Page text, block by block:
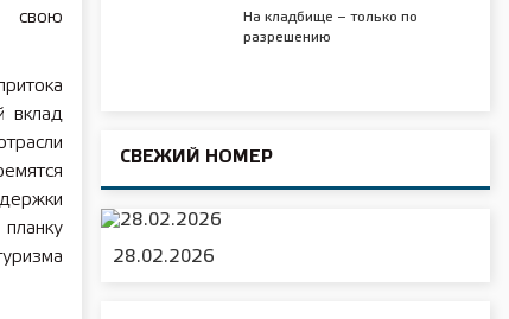
свою
вклад
На кладбище – только по
разрешению
СВЕЖИЙ НОМЕР
28.02.2026